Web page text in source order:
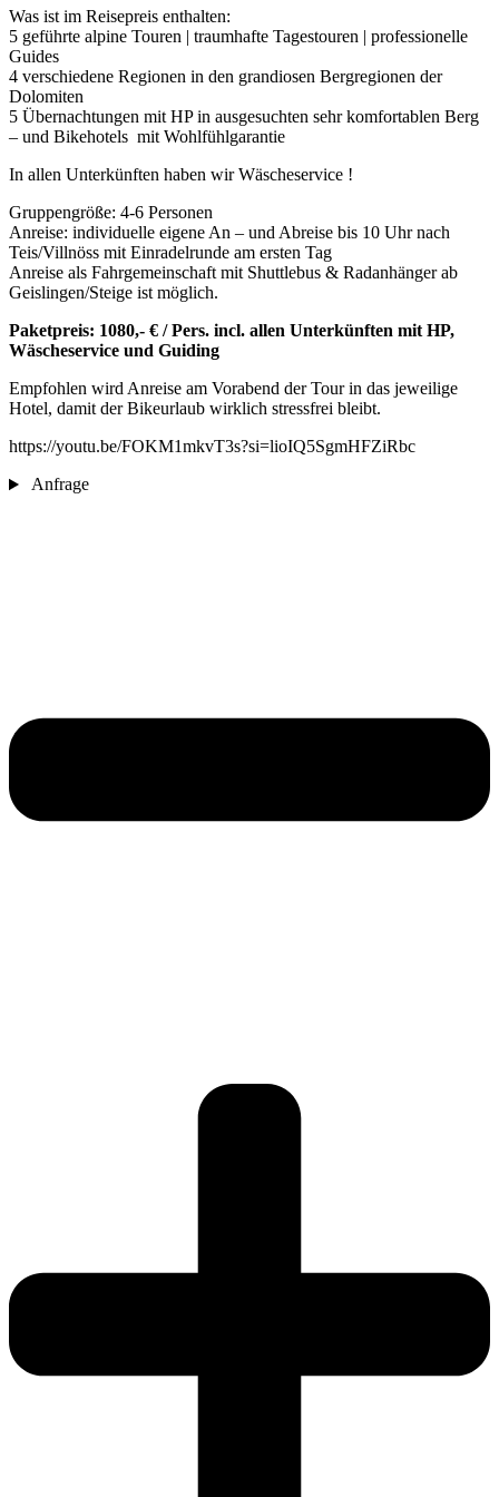
Was ist im Reisepreis enthalten:
5 geführte alpine Touren | traumhafte Tagestouren | professionelle
Guides
4 verschiedene Regionen in den grandiosen Bergregionen der
Dolomiten
5 Übernachtungen mit HP in ausgesuchten sehr komfortablen Berg
– und Bikehotels mit Wohlfühlgarantie
In allen Unterkünften haben wir Wäscheservice !
Gruppengröße: 4-6 Personen
Anreise: individuelle eigene An – und Abreise bis 10 Uhr nach
Teis/Villnöss mit Einradelrunde am ersten Tag
Anreise als Fahrgemeinschaft mit Shuttlebus & Radanhänger ab
Geislingen/Steige ist möglich.
Paketpreis: 1080,- € / Pers. incl. allen Unterkünften mit HP,
Wäscheservice und Guiding
Empfohlen wird Anreise am Vorabend der Tour in das jeweilige
Hotel, damit der Bikeurlaub wirklich stressfrei bleibt.
https://youtu.be/FOKM1mkvT3s?si=lioIQ5SgmHFZiRbc
Anfrage